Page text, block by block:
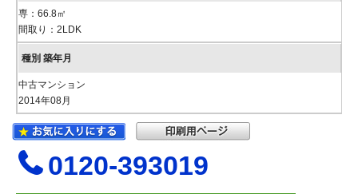
専：66.8㎡
間取り：2LDK
中古マンション
2014年08月
0120-393019